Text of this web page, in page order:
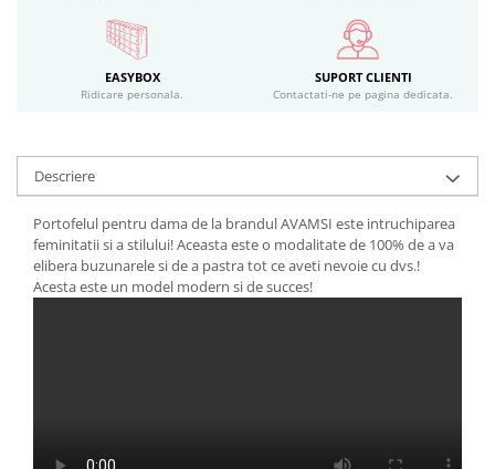
EASYBOX
Ridicare personala.
SUPORT CLIENTI
Contactati-ne pe pagina dedicata.
Descriere
Portofelul pentru dama de la brandul AVAMSI este intruchiparea
feminitatii si a stilului! Aceasta este o modalitate de 100% de a va
elibera buzunarele si de a pastra tot ce aveti nevoie cu dvs.!
Acesta este un model modern si de succes!